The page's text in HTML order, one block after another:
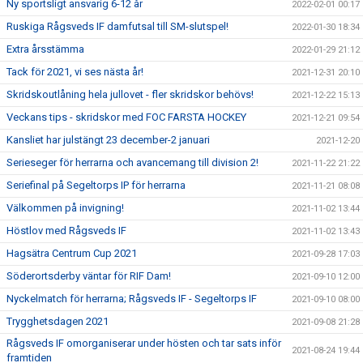
Ny sportsligt ansvarig 6-12 år 2022-02-01 00:17
Ruskiga Rågsveds IF damfutsal till SM-slutspel! 2022-01-30 18:34
Extra årsstämma 2022-01-29 21:12
Tack för 2021, vi ses nästa år! 2021-12-31 20:10
Skridskoutlåning hela jullovet - fler skridskor behövs! 2021-12-22 15:13
Veckans tips - skridskor med FOC FARSTA HOCKEY 2021-12-21 09:54
Kansliet har julstängt 23 december-2 januari 2021-12-20
Serieseger för herrarna och avancemang till division 2! 2021-11-22 21:22
Seriefinal på Segeltorps IP för herrarna 2021-11-21 08:08
Välkommen på invigning! 2021-11-02 13:44
Höstlov med Rågsveds IF 2021-11-02 13:43
Hagsätra Centrum Cup 2021 2021-09-28 17:03
Söderortsderby väntar för RIF Dam! 2021-09-10 12:00
Nyckelmatch för herrarna; Rågsveds IF - Segeltorps IF 2021-09-10 08:00
Trygghetsdagen 2021 2021-09-08 21:28
Rågsveds IF omorganiserar under hösten och tar sats inför
framtiden
2021-08-24 19:44